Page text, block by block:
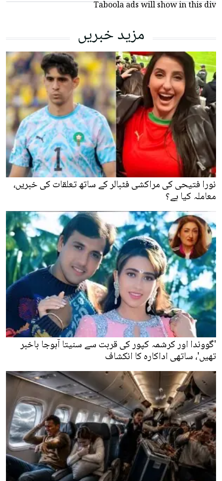
Taboola ads will show in this div
مزید خبریں
نورا فتیحی کی مراکشی فٹبالر کے ساتھ تعلقات کی خبریں،
معاملہ کیا ہے؟
'گووندا اور کرشمہ کپور کی قربت سے سنیتا آہوجا باخبر
تھیں'، ساتھی اداکارہ کا انکشاف